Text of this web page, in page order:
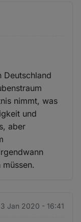
Deutschland
nimmt, was
und
aber
Jan 2020 - 16:41